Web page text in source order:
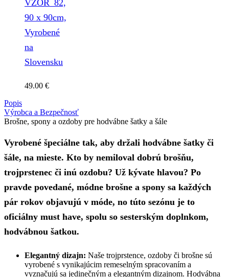
VZOR_82,
90 x 90cm,
Vyrobené
na
Slovensku
49.00 €
Popis
Výrobca a Bezpečnosť
Brošne, spony a ozdoby pre hodvábne šatky a šále
Vyrobené špeciálne tak, aby držali hodvábne šatky či
šále, na mieste. Kto by nemiloval dobrú brošňu,
trojprstenec či inú ozdobu? Už kývate hlavou? Po
pravde povedané, módne brošne a spony sa každých
pár rokov objavujú v móde, no túto sezónu je to
oficiálny must have, spolu so sesterským doplnkom,
hodvábnou šatkou.
Elegantný dizajn: Naše trojprstence, ozdoby či brošne sú
vyrobené s vynikajúcim remeselným spracovaním a
vyznačujú sa jedinečným a elegantným dizajnom. Hodvábna